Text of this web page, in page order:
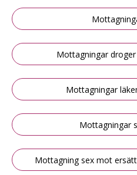
Mottagningar
Mottagningar
Mottagningar
Mottagning sex mot